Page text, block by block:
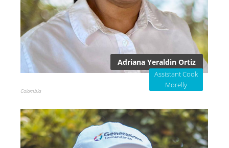
Adriana Yeraldin Ortiz
Assistant Cook
Morelly
Colombia